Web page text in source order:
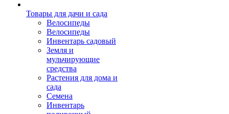
Товары для дачи и сада
Велосипеды
Велосипеды
Инвентарь садовый
Земля и
мульчирующие
средства
Растения для дома и
сада
Семена
Инвентарь